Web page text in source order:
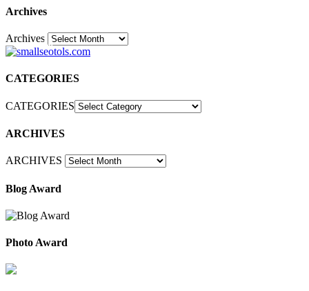
Archives
Archives30
CATEGORIES
CATEGORIES
ARCHIVES
ARCHIVES
Blog Award
Photo Award